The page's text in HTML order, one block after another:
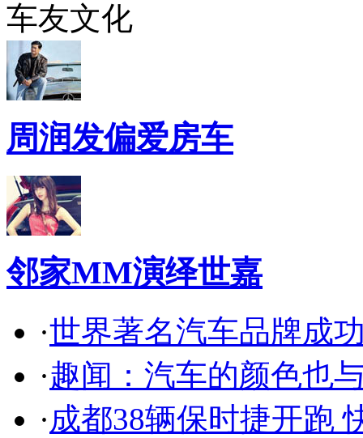
车友文化
周润发偏爱房车
邻家MM演绎世嘉
·世界著名汽车品牌成
·趣闻：汽车的颜色也
·成都38辆保时捷开跑